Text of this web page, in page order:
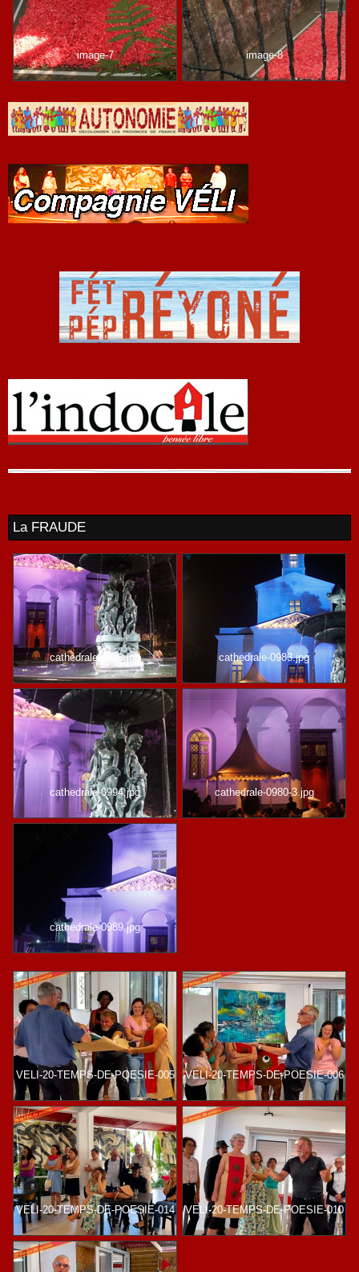
image-7 image-8
La FRAUDE
cathedrale-0993.jpg cathedrale-0983.jpg
cathedrale-0994.jpg cathedrale-0980-3.jpg
cathedrale-0989.jpg
VELI-20-TEMPS-DE-POESIE-005 VELI-20-TEMPS-DE-POESIE-006
VELI-20-TEMPS-DE-POESIE-014 VELI-20-TEMPS-DE-POESIE-010